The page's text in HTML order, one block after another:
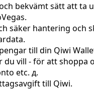
bekvämt sätt att ta
säker hantering och
till din Qiwi
du vill - för att shoppa
etc. д.
till Qiwi.